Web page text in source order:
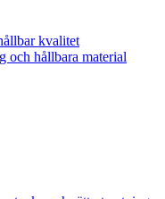
kvalitet
och hållbara material